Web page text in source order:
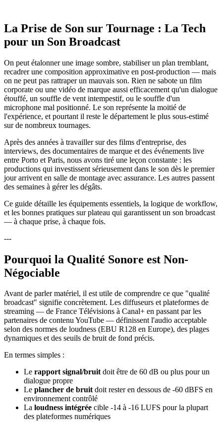
La Prise de Son sur Tournage : La Tech
pour un Son Broadcast
On peut étalonner une image sombre, stabiliser un plan tremblant,
recadrer une composition approximative en post-production — mais
on ne peut pas rattraper un mauvais son. Rien ne sabote un film
corporate ou une vidéo de marque aussi efficacement qu'un dialogue
étouffé, un souffle de vent intempestif, ou le souffle d'un
microphone mal positionné. Le son représente la moitié de
l'expérience, et pourtant il reste le département le plus sous-estimé
sur de nombreux tournages.
Après des années à travailler sur des films d'entreprise, des
interviews, des documentaires de marque et des événements live
entre Porto et Paris, nous avons tiré une leçon constante : les
productions qui investissent sérieusement dans le son dès le premier
jour arrivent en salle de montage avec assurance. Les autres passent
des semaines à gérer les dégâts.
Ce guide détaille les équipements essentiels, la logique de workflow,
et les bonnes pratiques sur plateau qui garantissent un son broadcast
— à chaque prise, à chaque fois.
---
Pourquoi la Qualité Sonore est Non-
Négociable
Avant de parler matériel, il est utile de comprendre ce que "qualité
broadcast" signifie concrètement. Les diffuseurs et plateformes de
streaming — de France Télévisions à Canal+ en passant par les
partenaires de contenu YouTube — définissent l'audio acceptable
selon des normes de loudness (EBU R128 en Europe), des plages
dynamiques et des seuils de bruit de fond précis.
En termes simples :
Le rapport signal/bruitdoit être de 60 dB ou plus pour un
dialogue propre
Le plancher de bruitdoit rester en dessous de -60 dBFS en
environnement contrôlé
La loudness intégrée cible -14 à -16 LUFS pour la plupart
des plateformes numériques